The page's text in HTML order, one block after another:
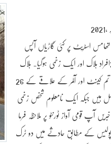
اسٹریٹ پر کئی گاڑیاں آپس
میں ٹکرا نے سے 2افراد ہلاک اور ایک زخمی ہوگیا۔ ہلاک
ہونے والوں میں چا تم کینٹ اور آلمر کے علاقے کے 26
شامل ہیں جبکہ ایک نامعلوم شخص زخمی
آپ قومی آواز ٹورنٹو پر ملاحظہ فرما
کے مطابق حادثے میں دو ٹرک